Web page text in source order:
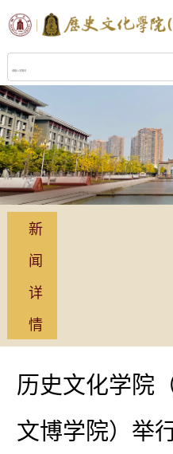
新
闻
详
情
历史文化学院
文博学院）举